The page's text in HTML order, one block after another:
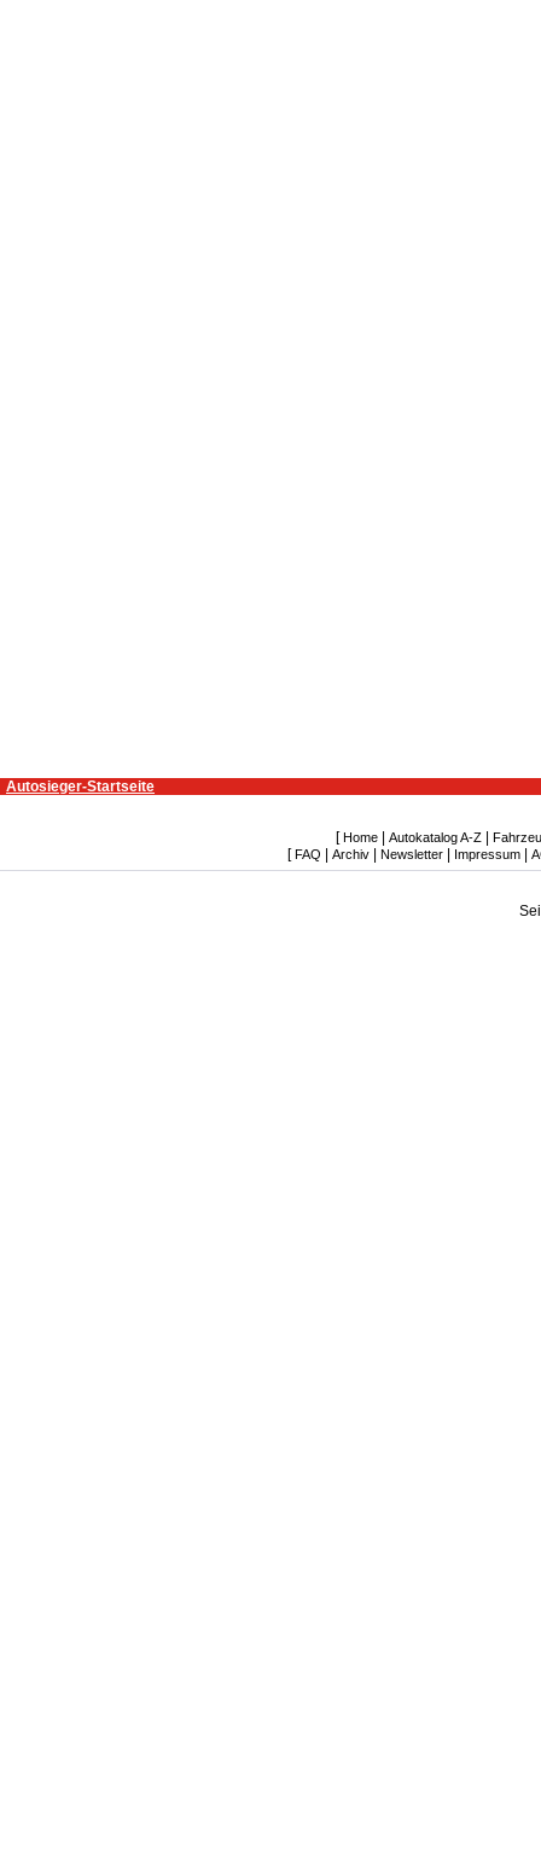
Autosieger-Startseite
[ Home Autokatalog A-Z
[ FAQ Archiv| Newsletter| Impressum|